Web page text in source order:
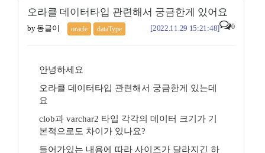
오라클 데이터타입 관련해서 궁금한게 있어요
0
by 동글이 oracle dataType [2022.11.29 15:21:48]
안녕하세요
오라클 데이터타입 관련해서 궁금한게 있는데
요
clob과 varchar2 타입 각각의 데이터 크기가 기
본적으로도 차이가 있나요?
들어가있는 내용에 따라 사이즈가 달라지긴 하